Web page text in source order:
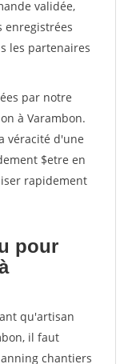
validée,
enregistrées
les partenaires
par notre
à Varambon.
véracité d'une
$etre en
rapidement
pour
qu'artisan
il faut
chantiers